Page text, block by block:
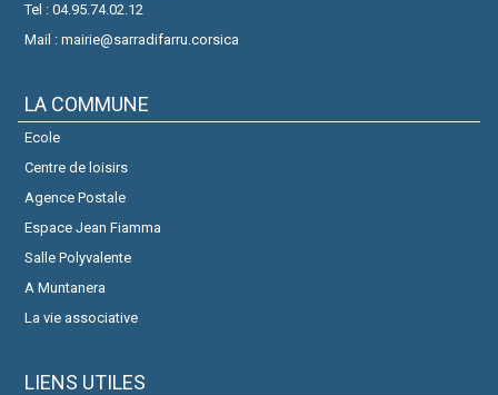
Tel : 04.95.74.02.12
Mail : mairie@sarradifarru.corsica
LA COMMUNE
Ecole
Centre de loisirs
Agence Postale
Espace Jean Fiamma
Salle Polyvalente
A Muntanera
La vie associative
LIENS UTILES